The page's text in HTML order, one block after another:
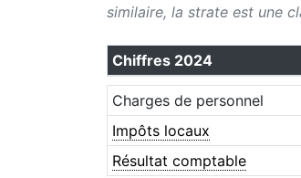
similaire, la strate est une
Chiffres 2024
Charges de personnel
Impôts locaux
Résultat comptable